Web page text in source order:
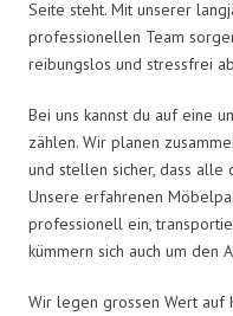
Seite steht. Mit unserer
professionellen Team
reibungslos und stressfrei
Bei uns kannst du auf eine
zählen. Wir planen
und stellen sicher, dass alle
Unsere erfahrenen
professionell ein,
kümmern sich auch um den
Wir legen grossen Wert